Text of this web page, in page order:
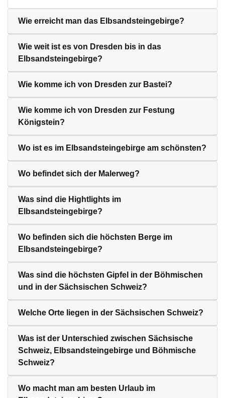
Wie erreicht man das Elbsandsteingebirge?
Wie weit ist es von Dresden bis in das
Elbsandsteingebirge?
Wie komme ich von Dresden zur Bastei?
Wie komme ich von Dresden zur Festung
Königstein?
Wo ist es im Elbsandsteingebirge am schönsten?
Wo befindet sich der Malerweg?
Was sind die Hightlights im
Elbsandsteingebirge?
Wo befinden sich die höchsten Berge im
Elbsandsteingebirge?
Was sind die höchsten Gipfel in der Böhmischen
und in der Sächsischen Schweiz?
Welche Orte liegen in der Sächsischen Schweiz?
Was ist der Unterschied zwischen Sächsische
Schweiz, Elbsandsteingebirge und Böhmische
Schweiz?
Wo macht man am besten Urlaub im